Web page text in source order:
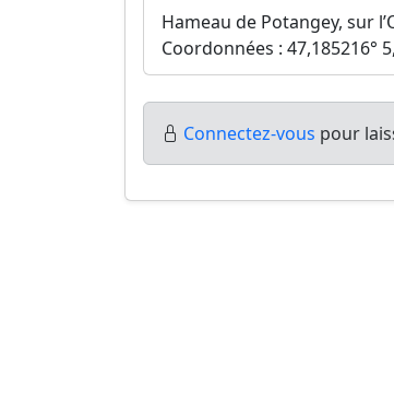
Hameau de Potangey, sur
Coordonnées : 47,185216°
Connectez-vous pour